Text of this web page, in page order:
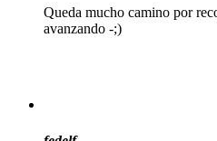
Queda mucho camino por
avanzando -;)